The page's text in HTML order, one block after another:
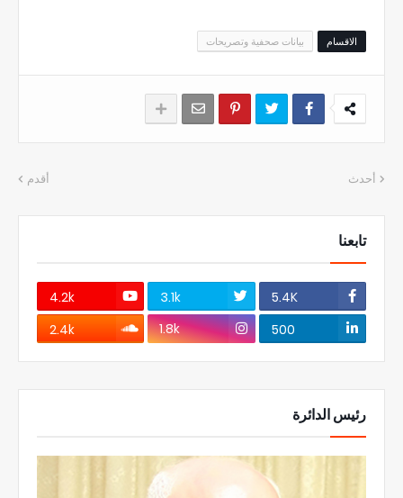
الاقسام بيانات صحفية وتصريحات
أحدث أقدم
تابعنا
5.4K
3.1k
4.2k
500
1.8k
2.4k
رئيس الدائرة